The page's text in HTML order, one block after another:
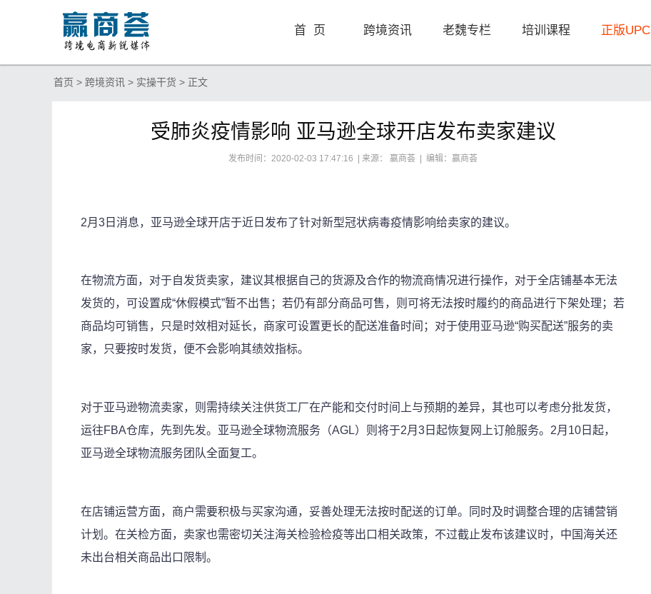
首 页 跨境资讯 老魏专栏 培训课程 正版UPC
首页 > 跨境资讯 > 实操干货 > 正文
受肺炎疫情影响 亚马逊全球开店发布卖家建议
发布时间：2020-02-03 17:47:16 | 来源： 赢商荟 | 编辑：赢商荟
2月3日消息， 亚马逊全球开店于近日发布了针对新型冠状病毒疫情影响给卖家的建议。
在物流方面，对于自发货卖家，建议其根据自己的货源及合作的物流商情况进行操作，对于全店铺基本无法
发货的，可设置成“休假模式”暂不出售；若仍有部分商品可售，则可将无法按时履约的商品进行下架处理；若
商品均可销售，只是时效相对延长，商家可设置更长的配送准备时间；对于使用亚马逊“购买配送”服务的卖
家，只要按时发货，便不会影响其绩效指标。
对于亚马逊物流卖家，则需持续关注供货工厂在产能和交付时间上与预期的差异，其也可以考虑分批发货，
运往FBA仓库，先到先发。亚马逊全球物流服务（AGL）则将于2月3日起恢复网上订舱服务。2月10日起，
亚马逊全球物流服务团队全面复工。
在店铺运营方面，商户需要积极与买家沟通，妥善处理无法按时配送的订单。同时及时调整合理的店铺营销
计划。在关检方面，卖家也需密切关注海关检验检疫等出口相关政策，不过截止发布该建议时，中国海关还
未出台相关商品出口限制。